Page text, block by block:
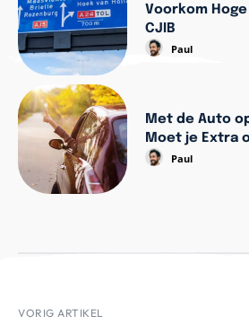
Voorkom
CJIB
Paul
Met de Auto
Moet je Extra
Paul
VORIG ARTIKEL